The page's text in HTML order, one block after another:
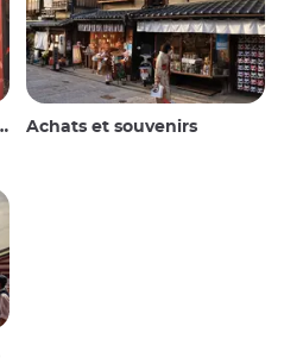
Achats et souvenirs